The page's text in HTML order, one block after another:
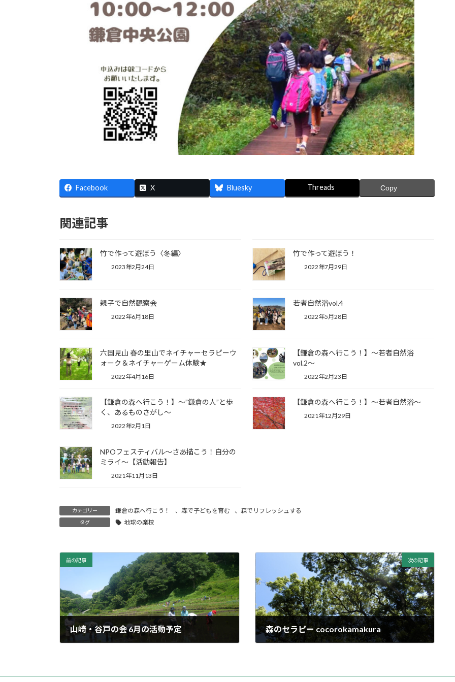
Facebook X Bluesky Threads Copy
関連記事
竹で作って遊ぼう〈冬編〉
2023年2月24日
竹で作って遊ぼう！
2022年7月29日
親子で自然観察会
2022年6月18日
若者自然浴vol.4
2022年5月28日
六国見山 春の里山でネイチャーセラピーウ
ォーク＆ネイチャーゲーム体験★
2022年4月16日
【鎌倉の森へ行こう！】〜若者自然浴
vol.2〜
2022年2月23日
【鎌倉の森へ行こう！】〜”鎌倉の人”と歩
く、あるものさがし〜
2022年2月1日
【鎌倉の森へ行こう！】〜若者自然浴〜
2021年12月29日
NPOフェスティバル〜さあ描こう！自分の
ミライ〜【活動報告】
2021年11月13日
カテゴリー 鎌倉の森へ行こう！ 、 森で子どもを育む 、森でリフレッシュする
タグ 地球の楽校
前の記事
山崎・谷戸の会 6月の活動予定
次の記事
森のセラピー cocorokamakura